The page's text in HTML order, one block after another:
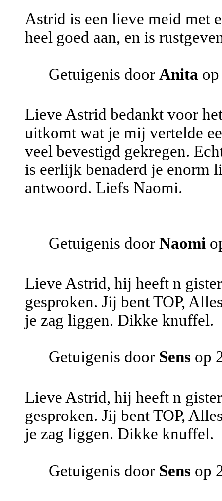
Astrid is een lieve meid met
heel goed aan, en is
Getuigenis door Anita
Lieve Astrid bedankt voor
uitkomt wat je mij vertelde
veel bevestigd gekregen.
is eerlijk benaderd je enorm
antwoord. Liefs Naomi.
Getuigenis door Naomi
Lieve Astrid, hij heeft n
gesproken. Jij bent TOP,
je zag liggen. Dikke knuffel.
Getuigenis door Sens op
Lieve Astrid, hij heeft n
gesproken. Jij bent TOP,
je zag liggen. Dikke knuffel.
Getuigenis door Sens op